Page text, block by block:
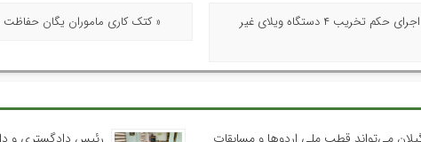
معاون دادگستری گیلان خبر داد؛ اجرای حکم تخریب ۴ دستگاه ویلای غیر
« کتک کاری ماموران یگان